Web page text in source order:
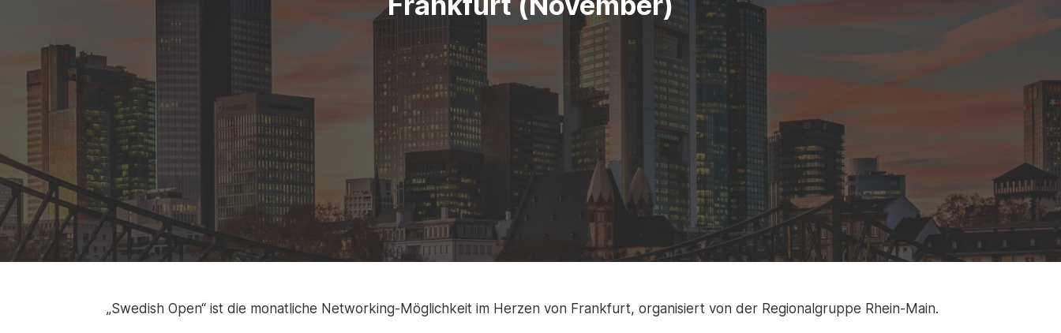
„Swedish Open“ ist die monatliche Networking-Möglichkeit im Herzen von Frankfurt, organisiert von der Regionalgruppe Rhein-Main.